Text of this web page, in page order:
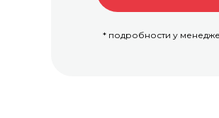
* подробности у